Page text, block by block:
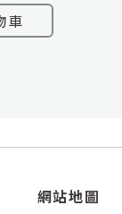
車
網站地圖